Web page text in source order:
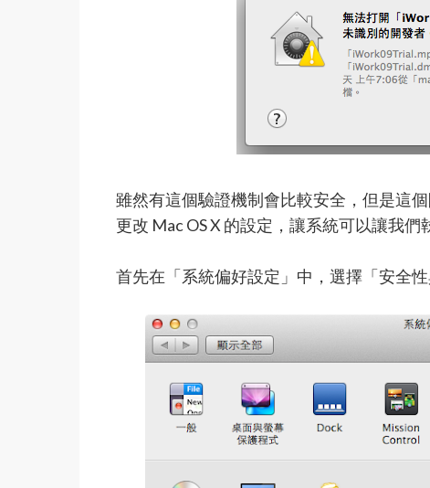
雖然有這個驗證機制會比較安全，但是這
更改 Mac OS X 的設定，讓系統可以讓我們
首先在「系統偏好設定」中，選擇「安全性